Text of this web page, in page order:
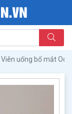
Viên uống bổ mắt